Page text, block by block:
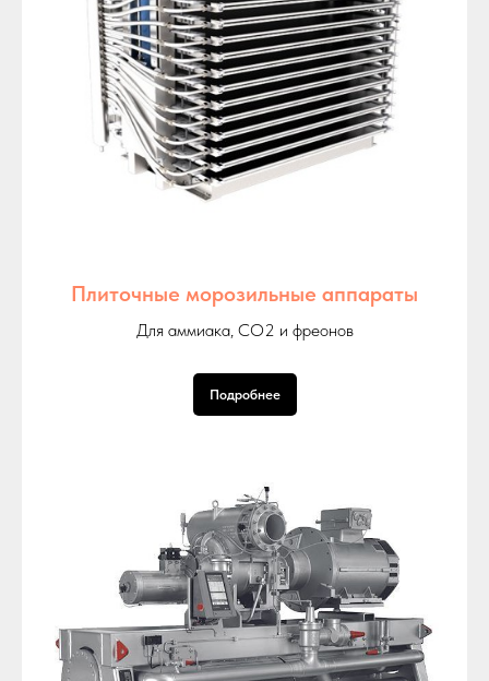
Плиточные морозильные аппараты
Для аммиака, СО2 и фреонов
Подробнее